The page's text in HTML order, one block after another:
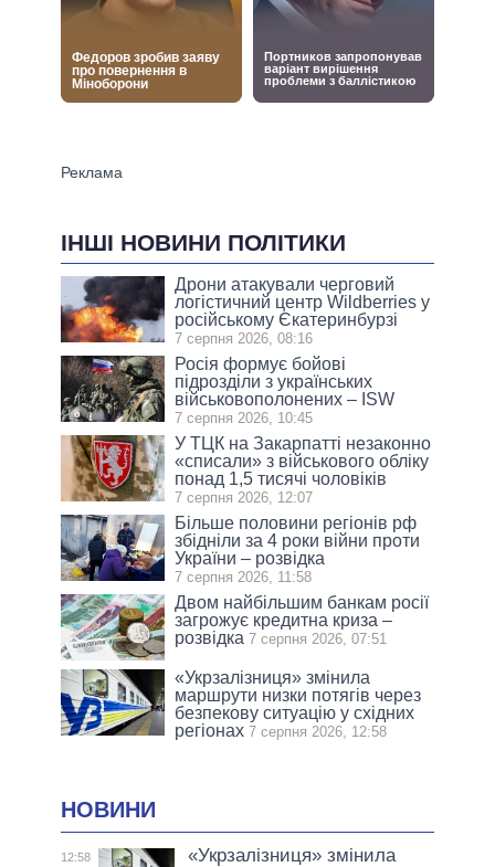
ІНШІ НОВИНИ ПОЛІТИКИ
Дрони атакували черговий
логістичний центр Wildberries у
російському Єкатеринбурзі
7 серпня 2026, 08:16
Росія формує бойові
підрозділи з українських
військовополонених – ISW
7 серпня 2026, 10:45
У ТЦК на Закарпатті незаконно
«списали» з військового обліку
понад 1,5 тисячі чоловіків
7 серпня 2026, 12:07
Більше половини регіонів рф
збідніли за 4 роки війни проти
України – розвідка
7 серпня 2026, 11:58
Двом найбільшим банкам росії
загрожує кредитна криза –
розвідка 7 серпня 2026, 07:51
«Укрзалізниця» змінила
маршрути низки потягів через
безпекову ситуацію у східних
регіонах 7 серпня 2026, 12:58
НОВИНИ
12:58
«Укрзалізниця» змінила